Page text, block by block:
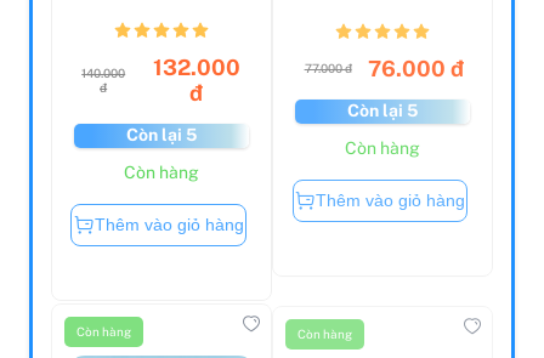
140.000
đ
132.000
đ
Còn lại 5
Còn hàng
Thêm vào giỏ hàng
77.000 đ 76.000 đ
Còn lại 5
Còn hàng
Thêm vào giỏ hàng
Còn hàng Còn hàng